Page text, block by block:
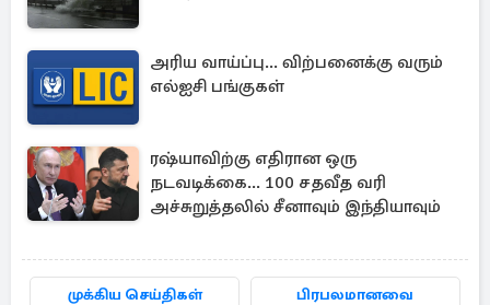
அரிய வாய்ப்பு... விற்பனைக்கு வரும்
எல்ஐசி பங்குகள்
ரஷ்யாவிற்கு எதிரான ஒரு
நடவடிக்கை... 100 சதவீத வரி
அச்சுறுத்தலில் சீனாவும் இந்தியாவும்
முக்கிய செய்திகள் பிரபலமானவை